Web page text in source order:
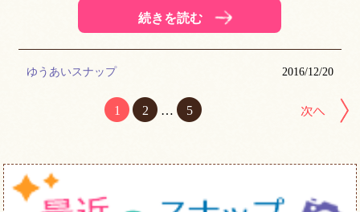
続きを読む
ゆうあいスナップ 2016/12/20
1 2 … 5